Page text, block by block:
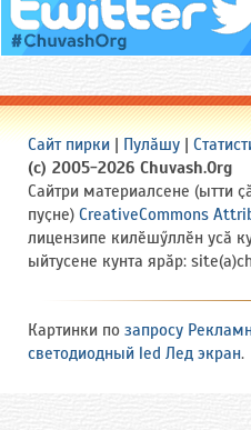
Сайт пирки | Пулӑшу |
(c) 2005-2026 Chuvash.Org
Сайтри материалсене (ытти
пуҫне) CreativeCommons
лицензипе килӗшӳллӗн усӑ
ыйтусене кунта ярӑр:
Картинки по запросу
светодиодный led Лед экран.